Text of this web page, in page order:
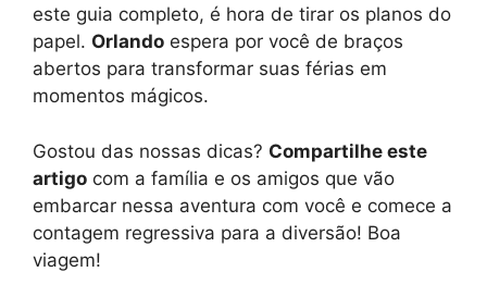
este guia completo, é hora de tirar os planos do
papel. Orlando espera por você de braços
abertos para transformar suas férias em
momentos mágicos.
Gostou das nossas dicas? Compartilhe este
artigo com a família e os amigos que vão
embarcar nessa aventura com você e comece a
contagem regressiva para a diversão! Boa
viagem!